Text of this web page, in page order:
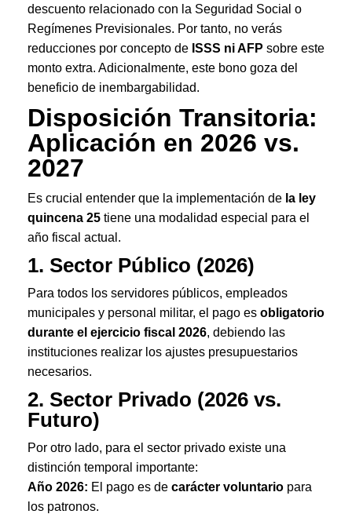
descuento relacionado con la Seguridad Social o
Regímenes Previsionales. Por tanto, no verás
reducciones por concepto de ISSS ni AFP sobre este
monto extra. Adicionalmente, este bono goza del
beneficio de inembargabilidad.
Disposición Transitoria:
Aplicación en 2026 vs.
2027
Es crucial entender que la implementación de la ley
quincena 25 tiene una modalidad especial para el
año fiscal actual.
1. Sector Público (2026)
Para todos los servidores públicos, empleados
municipales y personal militar, el pago es obligatorio
durante el ejercicio fiscal 2026, debiendo las
instituciones realizar los ajustes presupuestarios
necesarios.
2. Sector Privado (2026 vs.
Futuro)
Por otro lado, para el sector privado existe una
distinción temporal importante:
Año 2026: El pago es de carácter voluntario para
los patronos.